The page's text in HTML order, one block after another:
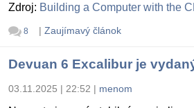
Zdroj: Building a Computer with the
8 | Zaujímavý článok
Devuan 6 Excalibur je
03.11.2025 | 22:52 | menom